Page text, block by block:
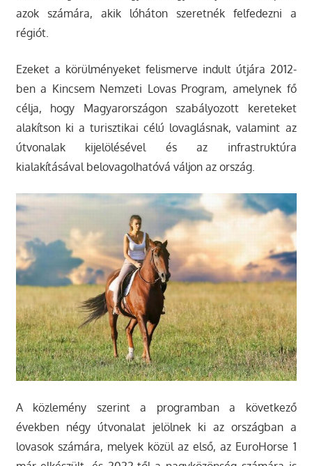
azok számára, akik lóháton szeretnék felfedezni a
régiót.
Ezeket a körülményeket felismerve indult útjára 2012-
ben a Kincsem Nemzeti Lovas Program, amelynek fő
célja, hogy Magyarországon szabályozott kereteket
alakítson ki a turisztikai célú lovaglásnak, valamint az
útvonalak kijelölésével és az infrastruktúra
kialakításával belovagolhatóvá váljon az ország.
A közlemény szerint a programban a következő
években négy útvonalat jelölnek ki az országban a
lovasok számára, melyek közül az első, az EuroHorse 1